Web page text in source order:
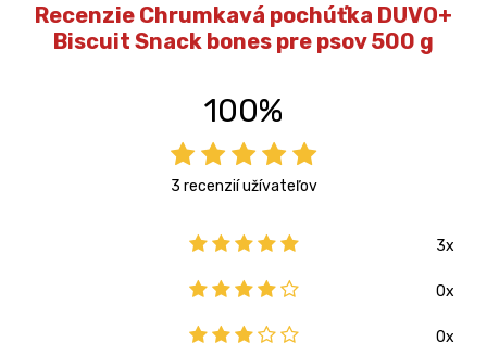
Recenzie Chrumkavá pochúťka DUVO+
Biscuit Snack bones pre psov 500 g
100%
3 recenzií užívateľov
3x
0x
0x